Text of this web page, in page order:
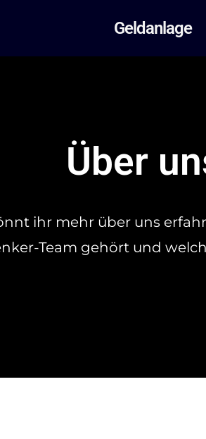
Geldanlage
Über
ihr mehr über uns
Team gehört und